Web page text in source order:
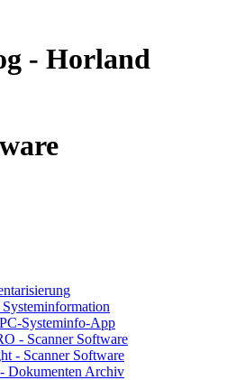
- Horland
Systeminfo-App
- Scanner Software
- Scanner Software
Dokumenten Archiv